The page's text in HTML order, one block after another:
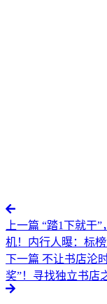
上一篇 “踏1下就干
机！内行人曝：标
下一篇 不让书店沦
奖”！寻找独立书店